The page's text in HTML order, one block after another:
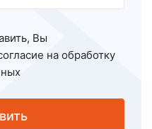
Вы
на обработку